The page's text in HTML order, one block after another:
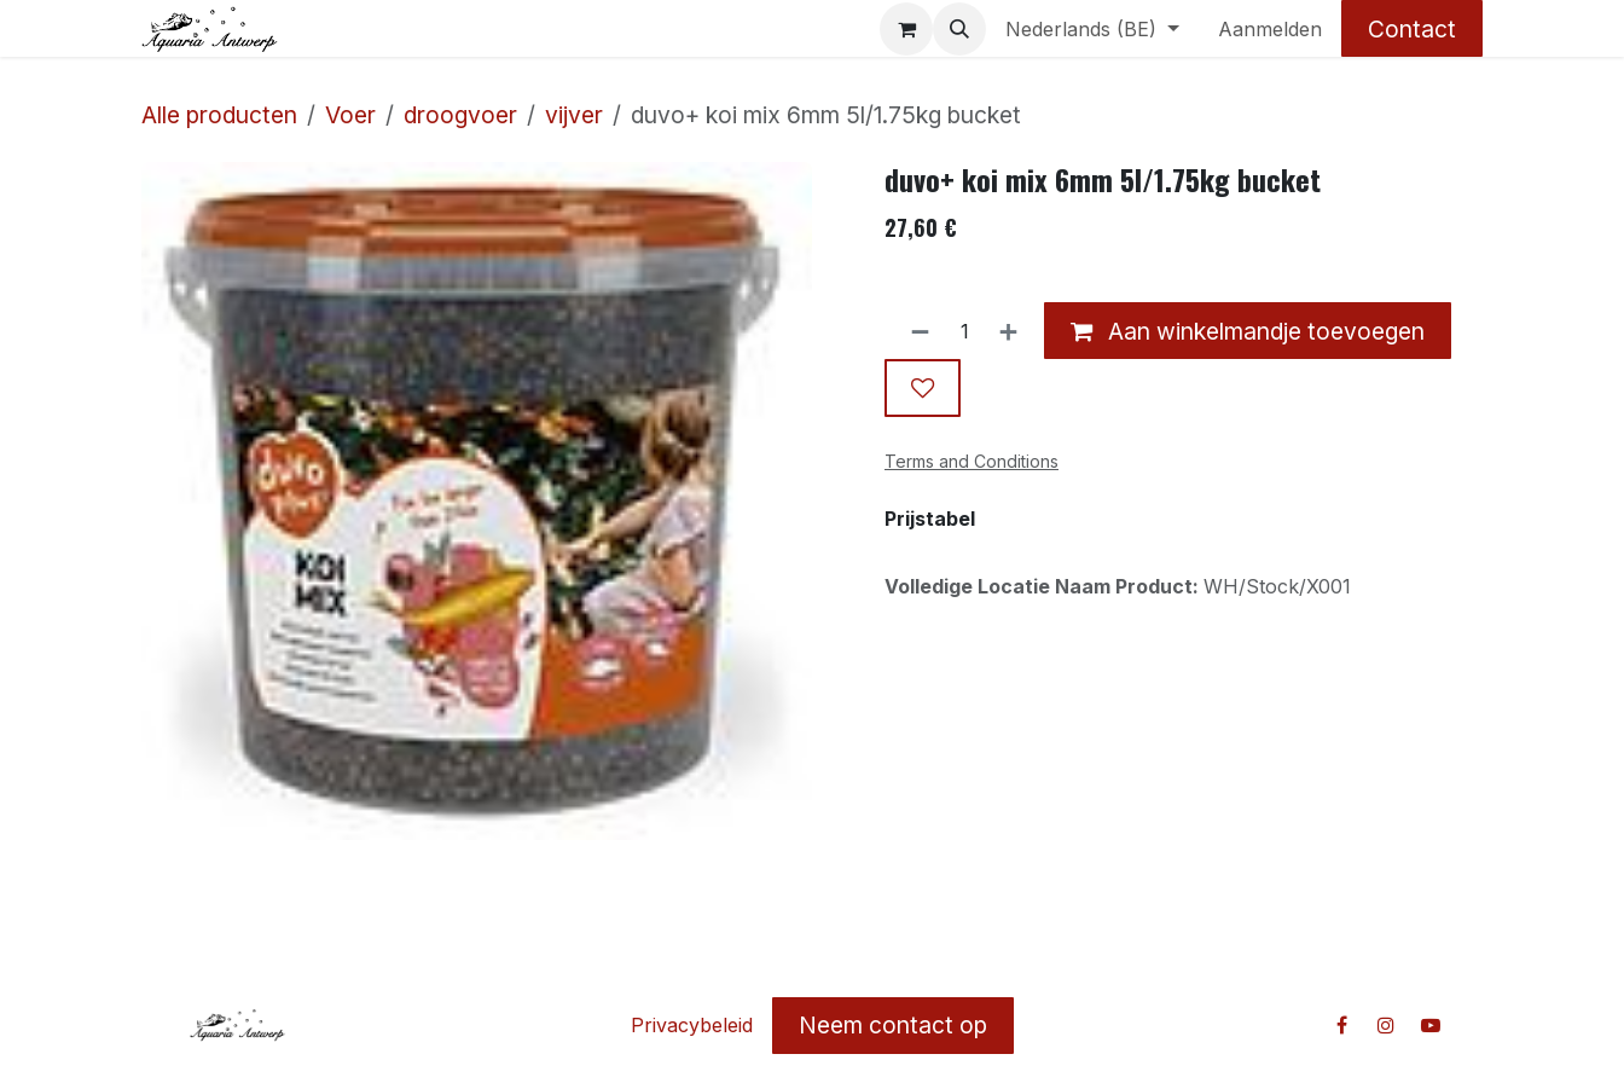
Overslaan naar inhoud Nederlands (BE) Aanmelden Contact
Alle producten Voer droogvoer vijver duvo+ koi mix 6mm 5l/1.75kg bucket
duvo+ koi mix 6mm 5l/1.75kg bucket
27,60 €
Aan winkelmandje toevoegen
Terms and Conditions
Prijstabel
Volledige Locatie Naam Product: WH/Stock/X001
Privacybeleid Neem contact op